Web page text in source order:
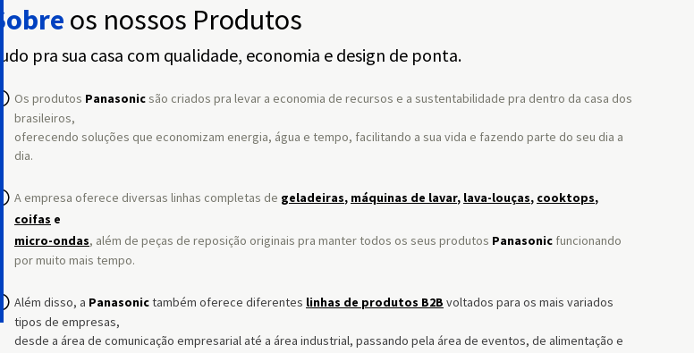
Sobre os nossos Produtos
Tudo pra sua casa com qualidade, economia e design de ponta.
Os produtos Panasonicsão criados pra levar a economia de recursos e a sustentabilidade pra dentro da casa dos
brasileiros,
oferecendo soluções que economizam energia, água e tempo, facilitando a sua vida e fazendo parte do seu dia a
dia.
A empresa oferece diversas linhas completas de geladeiras, máquinas de lavar, lava-louças, cooktops,
coifas e
micro-ondas, além de peças de reposição originais pra manter todos os seus produtos Panasonic funcionando
por muito mais tempo.
Além disso, a Panasonictambém oferece diferentes linhas de produtos B2B voltados para os mais variados
tipos de empresas,
desde a área de comunicação empresarial até a área industrial, passando pela área de eventos, de alimentação e